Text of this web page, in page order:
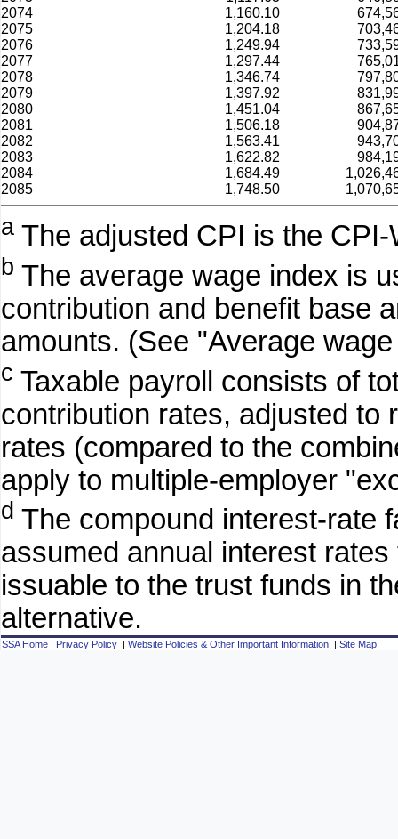
2074
1,160.10
2075
1,204.18
2076
1,249.94
2077
1,297.44
2078
1,346.74
2079
1,397.92
2080
1,451.04
2081
1,506.18
2082
1,563.41
2083
1,622.82
2084
1,684.49
2085
1,748.50
a The adjusted CPI is the
b The average wage index is
contribution and benefit base
amounts. (See "Average
c Taxable payroll consists of
contribution rates, adjusted to
rates (compared to the
apply to multiple-employer
d The compound interest-rate
assumed annual interest
issuable to the trust funds in
alternative.
SSA Home Privacy Policy Website Policies & Other Important Information Site Map